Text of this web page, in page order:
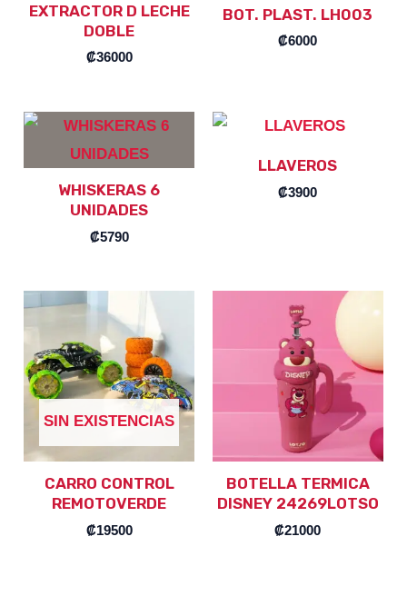
EXTRACTOR D LECHE
DOBLE
₡36000
BOT. PLAST. LH003
₡6000
WHISKERAS 6
UNIDADES
₡5790
LLAVEROS
₡3900
SIN EXISTENCIAS
CARRO CONTROL
REMOTOVERDE
₡19500
BOTELLA TERMICA
DISNEY 24269LOTSO
₡21000